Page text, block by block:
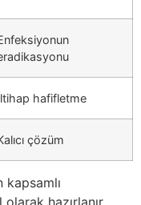
hafifletme
çözüm
kapsamlı
hazırlanır.